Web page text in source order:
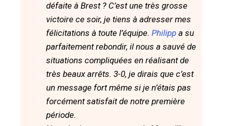
défaite à Brest ? C’est une très grosse
victoire ce soir, je tiens à adresser mes
félicitations à toute l’équipe. Philipp a su
parfaitement rebondir, il nous a sauvé de
situations compliquées en réalisant de
très beaux arrêts. 3-0, je dirais que c’est
un message fort même si je n’étais pas
forcément satisfait de notre première
période.